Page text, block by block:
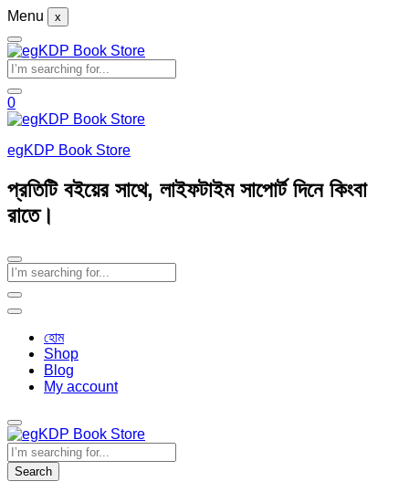
Menu x
0
egKDP Book Store
প্রতিটি বইয়ের সাথে, লাইফটাইম সাপোর্ট দিনে কিংবা
রাতে।
হোম
Shop
Blog
My account
Search